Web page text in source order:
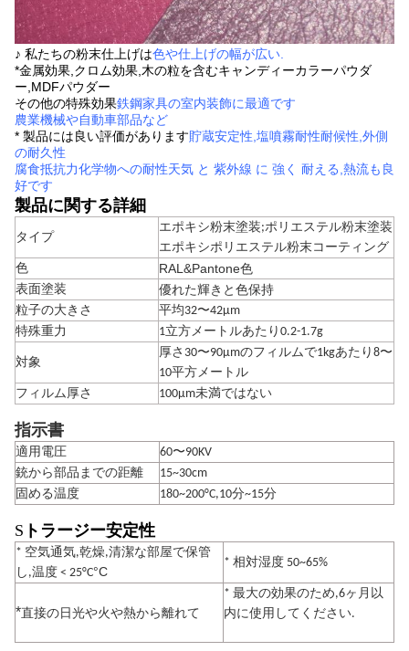
♪ 私たちの粉末仕上げは色や仕上げの幅が広い
*金属効果,クロム効果,木の粒を含むキャンディーカラーパウダ
ー,MDFパウダー
その他の特殊効果鉄鋼家具の室内装飾に最適です
農業機械や自動車部品など
* 製品には良い評価があります貯蔵安定性 塩噴霧耐性耐候性,外側
の耐久性
腐食抵抗力化学物への耐性天気 と 紫外線 に 強く 耐える 熱流も良
好です
製品に関する詳細
タイプ
エポキシ粉末塗装;ポリエステル粉末塗装
エポキシポリエステル粉末コーティング
色
RAL&Pantone色
表面塗装 優れた輝きと色保持
粒子の大きさ
平均32〜42μm
特殊重力
1立方メートルあたり0.2-1.7g
対象
厚さ30〜90μmのフィルムで1kgあたり8〜
10平方メートル
フィルム厚さ
100μm未満ではない
指示書
適用電圧
60〜90KV
銃から部品までの距離
15~30cm
固める温度
180~200°C,10分~15分
S トラージー安定性
* 空気通気,乾燥,清潔な部屋で保管
し,温度 < 25°C°C
* 相対湿度 50~65%
*直接の日光や火や熱から離れて
* 最大の効果のため,6ヶ月以
内に使用してください.